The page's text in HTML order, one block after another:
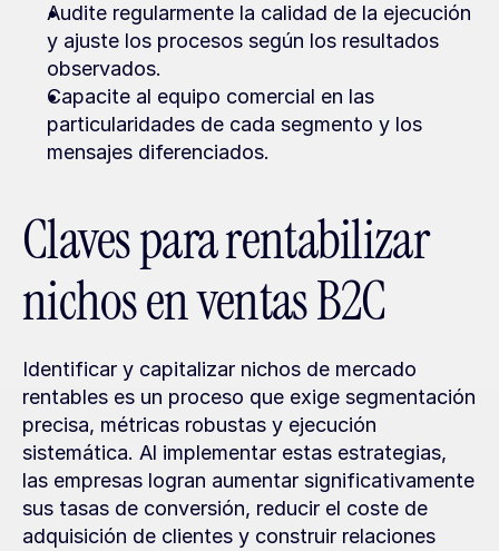
Audite regularmente la calidad de la ejecución
y ajuste los procesos según los resultados
observados.
Capacite al equipo comercial en las
particularidades de cada segmento y los
mensajes diferenciados.
Claves para rentabilizar
nichos en ventas B2C
Identificar y capitalizar nichos de mercado
rentables es un proceso que exige segmentación
precisa, métricas robustas y ejecución
sistemática. Al implementar estas estrategias,
las empresas logran aumentar significativamente
sus tasas de conversión, reducir el coste de
adquisición de clientes y construir relaciones